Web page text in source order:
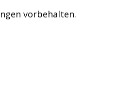
vorbehalten.